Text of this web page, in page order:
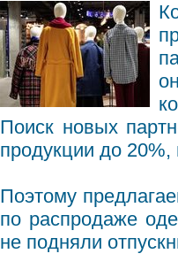
Поиск новых
продукции до 20%,
Поэтому
по распродаже
не подняли